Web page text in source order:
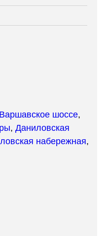
Варшавское шоссе,
, Даниловская
набережная,